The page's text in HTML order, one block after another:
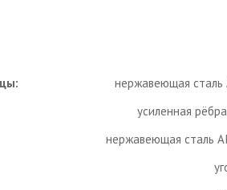
нержавеющая сталь
усиленная
нержавеющая сталь